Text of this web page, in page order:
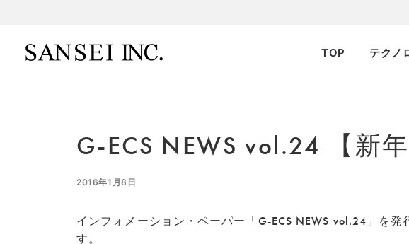
TOP テクノ
G-ECS NEWS vol.24 【新
2016年1月8日
インフォメーション・ペーパー「G-ECS NEWS vol.24」を
す。